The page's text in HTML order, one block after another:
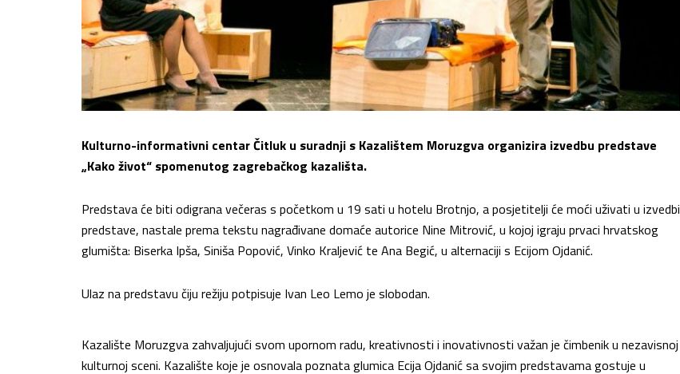
Kulturno-informativni centar Čitluk u suradnji s Kazalištem Moruzgva organizira izvedbu predstave
„Kako život“ spomenutog zagrebačkog kazališta.
Predstava će biti odigrana večeras s početkom u 19 sati u hotelu Brotnjo, a posjetitelji će moći uživati u izvedbi
predstave, nastale prema tekstu nagrađivane domaće autorice Nine Mitrović, u kojoj igraju prvaci hrvatskog
glumišta: Biserka Ipša, Siniša Popović, Vinko Kraljević te Ana Begić, u alternaciji s Ecijom Ojdanić.
Ulaz na predstavu čiju režiju potpisuje Ivan Leo Lemo je slobodan.
Kazalište Moruzgva zahvaljujući svom upornom radu, kreativnosti i inovativnosti važan je čimbenik u nezavisnoj
kulturnoj sceni. Kazalište koje je osnovala poznata glumica Ecija Ojdanić sa svojim predstavama gostuje u